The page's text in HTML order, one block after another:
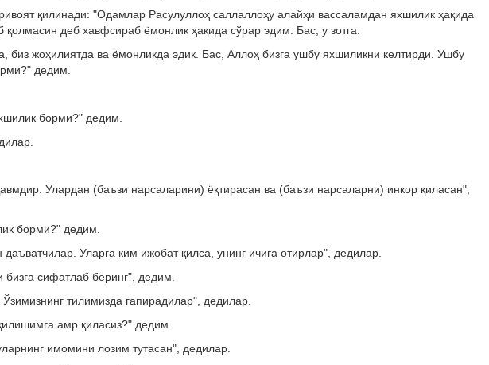
қилинади: "Одамлар Расулуллоҳ саллаллоҳу алайҳи вассаламдан яхшилик ҳақида
қолмасин деб хавфсираб ёмонлик ҳақида сўрар эдим. Бас, у зотга:
биз жоҳилиятда ва ёмонликда эдик. Бас, Аллоҳ бизга ушбу яхшиликни келтирди. Ушбу
дедим.
борми?" дедим.
Улардан (баъзи нарсаларини) ёқтирасан ва (баъзи нарсаларни) инкор қиласан",
борми?" дедим.
Уларга ким ижобат қилса, унинг ичига отирлар", дедилар.
сифатлаб беринг", дедим.
тилимизда гапирадилар", дедилар.
амр қиласиз?" дедим.
имомини лозим тутасан", дедилар.